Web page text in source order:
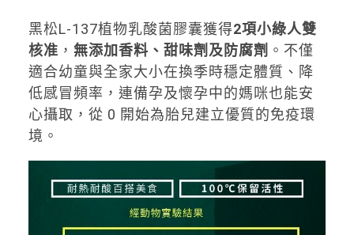
黑松L-137植物乳酸菌膠囊獲得2項小綠人雙
核准 ， 無添加香料、甜味劑及防腐劑 。不僅
適合幼童與全家大小在換季時穩定體質、降
低感冒頻率，連備孕及懷孕中的媽咪也能安
心攝取，從 0 開始為胎兒建立優質的免疫環
境。